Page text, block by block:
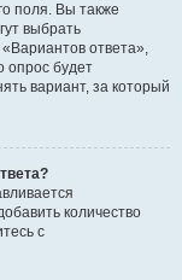
поля. Вы также
выбрать
ответа»,
опрос будет
вариант, за который
количество
с